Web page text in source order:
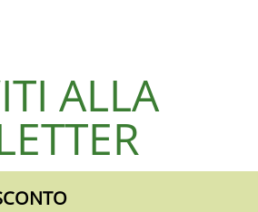
ALLA